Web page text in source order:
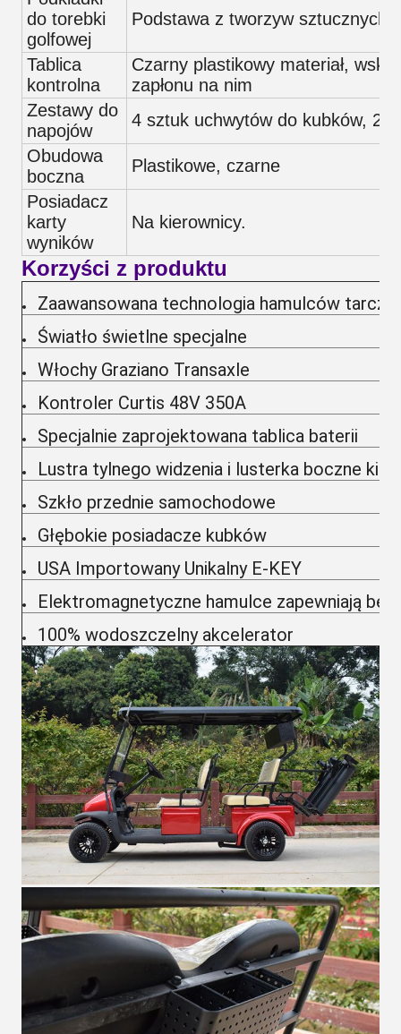
do torebki
golfowej
Podstawa z tworzyw sztucznych
Tablica
kontrolna
Czarny plastikowy materiał,
zapłonu na nim
Zestawy do
napojów
4 sztuk uchwytów do kubków, 2
Obudowa
boczna
Plastikowe, czarne
Posiadacz
karty
wyników
Na kierownicy.
Korzyści z produktu
Zaawansowana technologia hamulców
Światło świetlne specjalne
Włochy Graziano Transaxle
Kontroler Curtis 48V 350A
Specjalnie zaprojektowana tablica baterii
Lustra tylnego widzenia i lusterka boczne
Szkło przednie samochodowe
Głębokie posiadacze kubków
USA Importowany Unikalny E-KEY
Elektromagnetyczne hamulce zapewniają
100% wodoszczelny akcelerator